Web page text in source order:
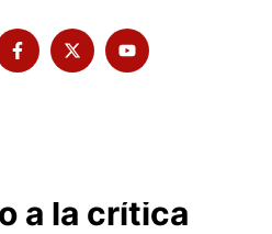
a la crítica